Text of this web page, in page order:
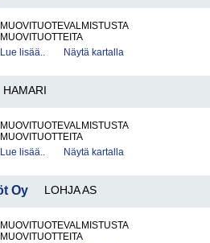
MUOVITUOTEVALMISTUSTA
MUOVITUOTTEITA
Lue lisää..
Näytä kartalla
HAMARI
MUOVITUOTEVALMISTUSTA
MUOVITUOTTEITA
Lue lisää..
Näytä kartalla
Oy LOHJA AS
MUOVITUOTEVALMISTUSTA
MUOVITUOTTEITA